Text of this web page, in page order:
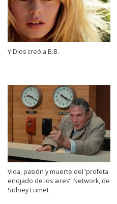
Y Dios creó a B.B.
Vida, pasión y muerte del ‘profeta
enojado de los aires’: Network, de
Sidney Lumet